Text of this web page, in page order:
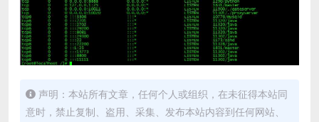
声明：本站所有文章，任何个人或组织，在未征得本站同
意时，禁止复制、盗用、采集、发布本站内容到任何网站、